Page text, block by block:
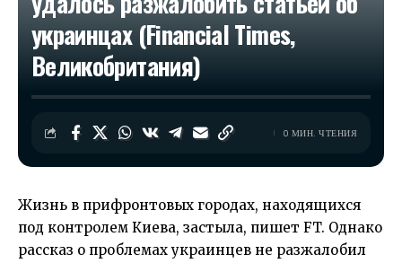
украинцах (Financial Times,
Великобритания)
0 МИН. ЧТЕНИЯ
Жизнь в прифронтовых городах, находящихся
под контролем Киева, застыла, пишет FT. Однако
рассказ о проблемах украинцев не разжалобил